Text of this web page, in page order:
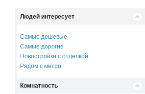
Людей интересует
Самые дешевые
Самые дорогие
Новостройки с отделкой
Рядом с метро
Комнатность